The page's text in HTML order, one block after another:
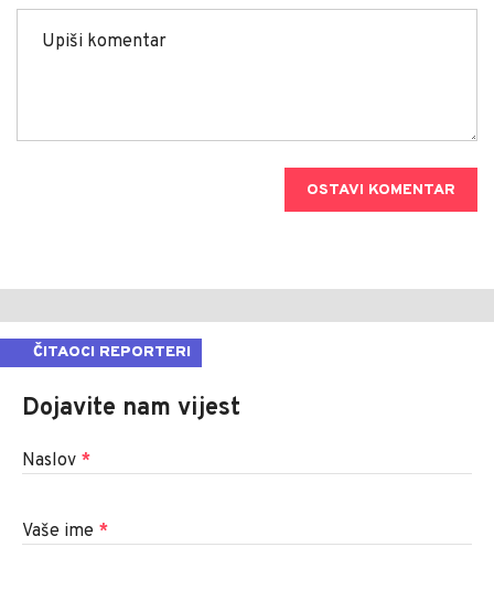
OSTAVI KOMENTAR
ČITAOCI REPORTERI
Dojavite nam vijest
Naslov *
Vaše ime *